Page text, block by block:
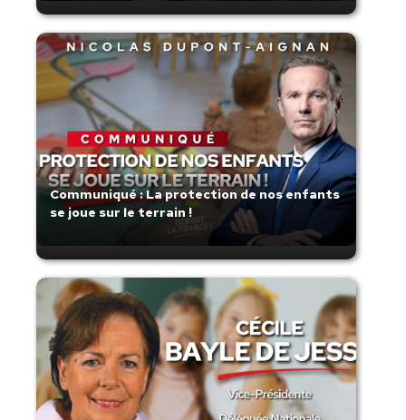
Communiqué : La protection de nos enfants
se joue sur le terrain !